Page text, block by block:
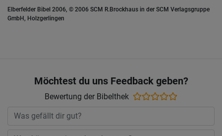
Elberfelder Bibel 2006, © 2006 SCM R.Brockhaus in der SCM Verlagsgruppe
GmbH, Holzgerlingen
Möchtest du uns Feedback geben?
Bewertung der Bibelthek